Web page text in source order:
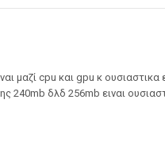
μαζί cpu και gpu κ ουσιαστικα
240mb δλδ 256mb ειναι